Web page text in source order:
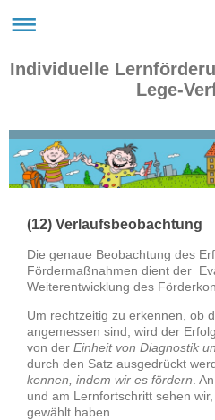
Individuelle
Lege-
(12) Verlaufsbeobachtung
Die genaue Beobachtung des
Fördermaßnahmen dient der
Weiterentwicklung des
Um rechtzeitig zu erkennen, ob
angemessen sind, wird der
von der Einheit von Diagnostik
durch den Satz ausgedrückt
kennen, indem wir es fördern .
und am Lernfortschritt sehen
gewählt haben.